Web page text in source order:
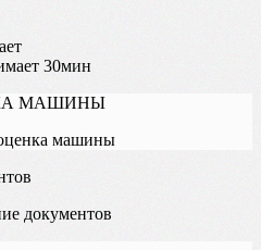
машины
документов